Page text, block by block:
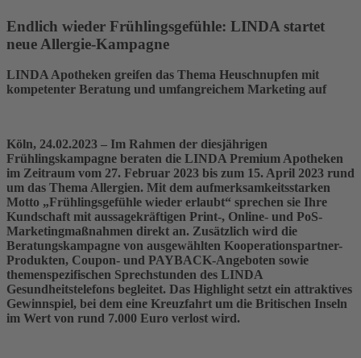
Endlich wieder Frühlingsgefühle: LINDA startet
neue Allergie-Kampagne
LINDA Apotheken greifen das Thema Heuschnupfen mit
kompetenter Beratung und umfangreichem Marketing auf
Köln, 24.02.2023 – Im Rahmen der diesjährigen
Frühlingskampagne beraten die LINDA Premium Apotheken
im Zeitraum vom 27. Februar 2023 bis zum 15. April 2023 rund
um das Thema Allergien. Mit dem aufmerksamkeitsstarken
Motto „Frühlingsgefühle wieder erlaubt“ sprechen sie Ihre
Kundschaft mit aussagekräftigen Print-, Online- und PoS-
Marketingmaßnahmen direkt an. Zusätzlich wird die
Beratungskampagne von ausgewählten Kooperationspartner-
Produkten, Coupon- und PAYBACK-Angeboten sowie
themenspezifischen Sprechstunden des LINDA
Gesundheitstelefons begleitet. Das Highlight setzt ein attraktives
Gewinnspiel, bei dem eine Kreuzfahrt um die Britischen Inseln
im Wert von rund 7.000 Euro verlost wird.